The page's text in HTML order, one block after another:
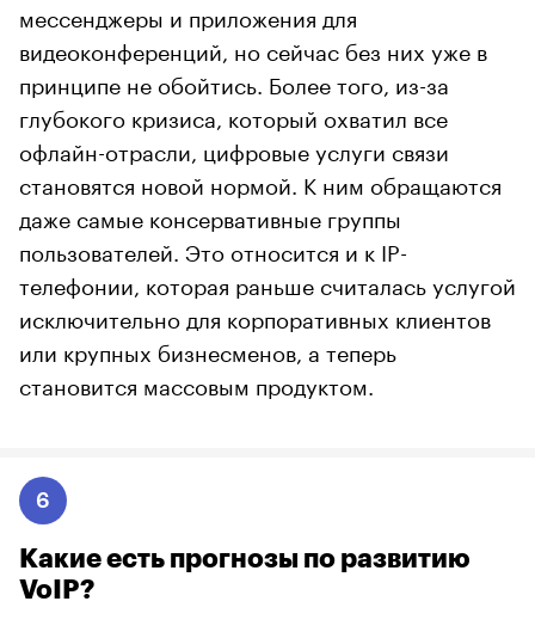
мессенджеры и приложения для
видеоконференций, но сейчас без них уже в
принципе не обойтись. Более того, из-за
глубокого кризиса, который охватил все
офлайн-отрасли, цифровые услуги связи
становятся новой нормой. К ним обращаются
даже самые консервативные группы
пользователей. Это относится и к IP-
телефонии, которая раньше считалась услугой
исключительно для корпоративных клиентов
или крупных бизнесменов, а теперь
становится массовым продуктом.
6
Какие есть прогнозы по развитию
VoIP?